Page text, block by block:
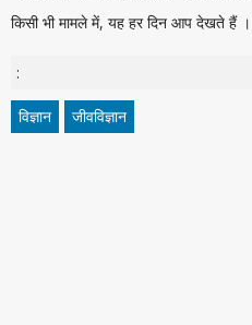
किसी भी मामले में, यह हर दिन आप देखते हैं ।
:
विज्ञान जीवविज्ञान